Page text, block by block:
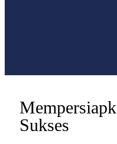
Sukses